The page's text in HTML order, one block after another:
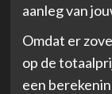
aanleg van
Omdat er
op de
een